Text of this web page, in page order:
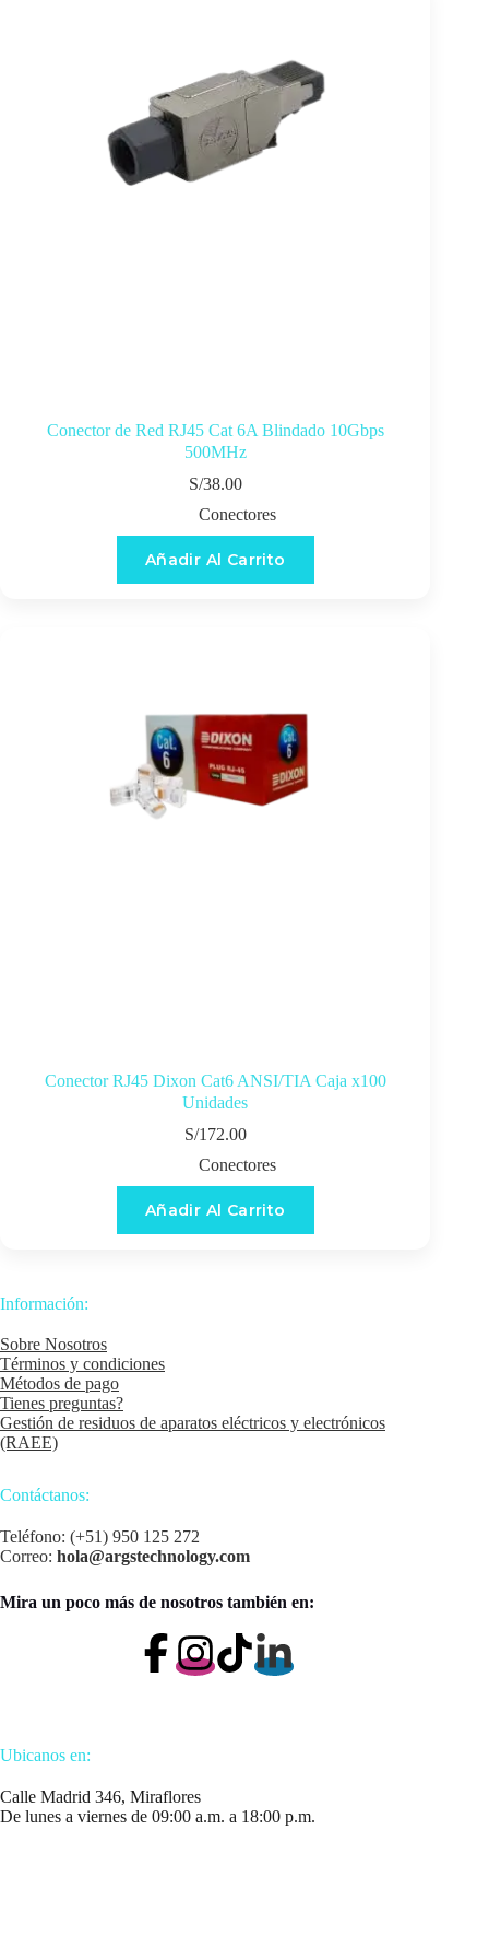
Conector de Red RJ45 Cat 6A Blindado 10Gbps
500MHz
S/38.00
Conectores
Añadir Al Carrito
Conector RJ45 Dixon Cat6 ANSI/TIA Caja x100
Unidades
S/172.00
Conectores
Añadir Al Carrito
Información:
Sobre Nosotros
Términos y condiciones
Métodos de pago
Tienes preguntas?
Gestión de residuos de aparatos eléctricos y electrónicos
(RAEE)
Contáctanos:
Teléfono: (+51) 950 125 272
Correo: hola@argstechnology.com
Mira un poco más de nosotros también en:
Ubicanos en:
Calle Madrid 346, Miraflores
De lunes a viernes de 09:00 a.m. a 18:00 p.m.